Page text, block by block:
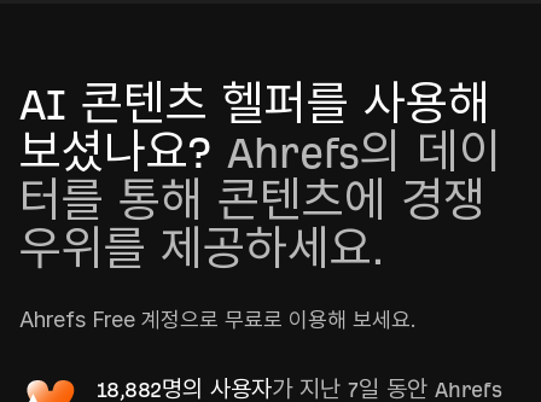
AI 콘텐츠 헬퍼를 사용해
보셨나요? Ahrefs의 데이
터를 통해 콘텐츠에 경쟁
우위를 제공하세요.
Ahrefs Free 계정으로 무료로 이용해 보세요.
18,882명의 사용자가 지난 7일 동안 Ahrefs